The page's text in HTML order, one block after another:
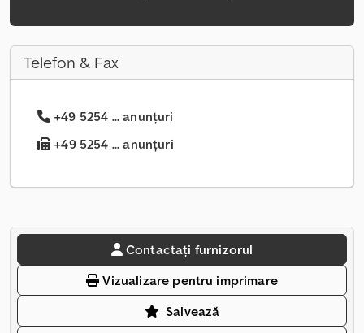
Telefon & Fax
+49 5254 ... anunțuri
+49 5254 ... anunțuri
Contactați furnizorul
Vizualizare pentru imprimare
Salvează